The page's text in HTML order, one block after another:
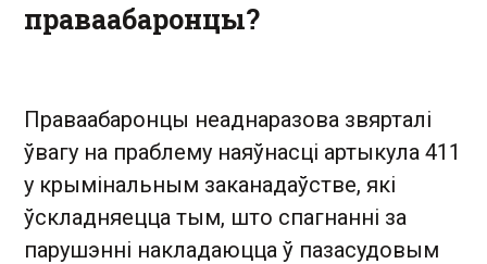
праваабаронцы?
Праваабаронцы неаднаразова звярталі
ўвагу на праблему наяўнасці артыкула 411
у крымінальным заканадаўстве, які
ўскладняецца тым, што спагнанні за
парушэнні накладаюцца ў пазасудовым